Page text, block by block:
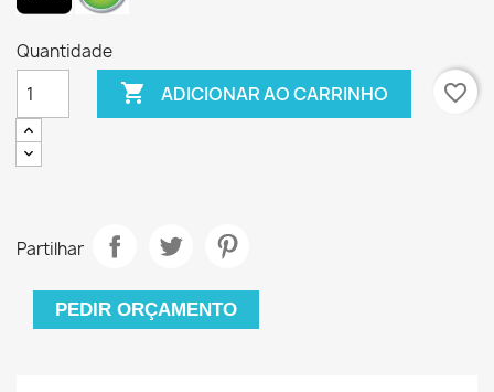
Quantidade
 ADICIONAR AO CARRINHO favorite_border
Partilhar
PEDIR ORÇAMENTO